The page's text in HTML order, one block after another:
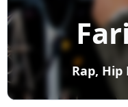
Rap,